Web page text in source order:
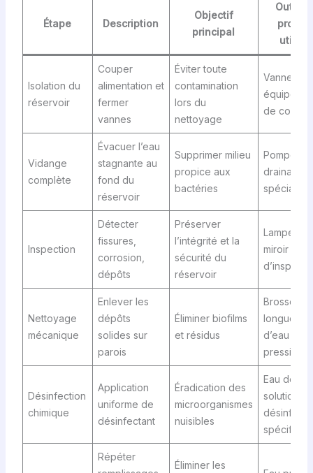
Étape Description
Objectif
principal
Outils
Isolation du
réservoir
Couper
alimentation et
fermer
vannes
Éviter toute
contamination
lors du
nettoyage
Vannes,
de
Vidange
complète
Évacuer l’eau
stagnante au
fond du
réservoir
Supprimer milieu
propice aux
bactéries
Pompe de
drainage
Inspection
Détecter
fissures,
corrosion,
dépôts
Préserver
l’intégrité et la
sécurité du
réservoir
Lampe
miroir
Nettoyage
mécanique
Enlever les
dépôts
solides sur
parois
Éliminer biofilms
et résidus
Brosses
longues,
d’eau sous
pression
Désinfection
chimique
Application
uniforme de
désinfectant
Éradication des
microorganismes
nuisibles
Eau de
solutions
Répéter
Éliminer les